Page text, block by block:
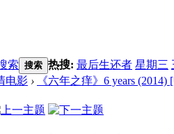
索 搜索 热搜: 最后生还者 星期三
电影 ›
《六年之痒》6 years